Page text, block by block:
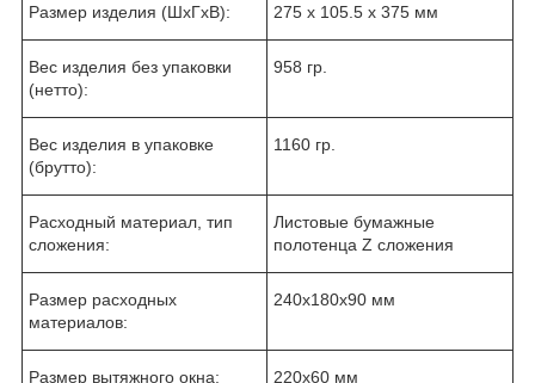
Размер изделия (ШхГхВ): 275 х 105.5 х 375 мм
Вес изделия без упаковки
(нетто):
958 гр.
Вес изделия в упаковке
(брутто):
1160 гр.
Расходный материал, тип
сложения:
Листовые бумажные
полотенца Z сложения
Размер расходных
материалов:
240x180x90 мм
Размер вытяжного окна: 220x60 мм